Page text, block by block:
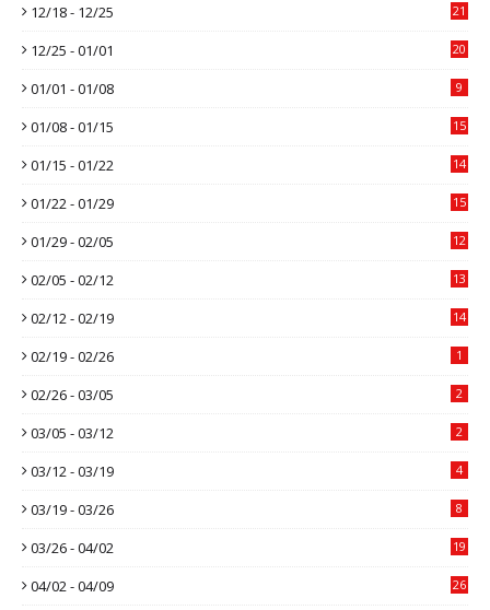
12/18 - 12/25 21
12/25 - 01/01 20
01/01 - 01/08 9
01/08 - 01/15 15
01/15 - 01/22 14
01/22 - 01/29 15
01/29 - 02/05 12
02/05 - 02/12 13
02/12 - 02/19 14
02/19 - 02/26 1
02/26 - 03/05 2
03/05 - 03/12 2
03/12 - 03/19 4
03/19 - 03/26 8
03/26 - 04/02 19
04/02 - 04/09 26